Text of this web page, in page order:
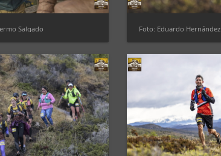
Salgado Foto: Eduardo Hernández